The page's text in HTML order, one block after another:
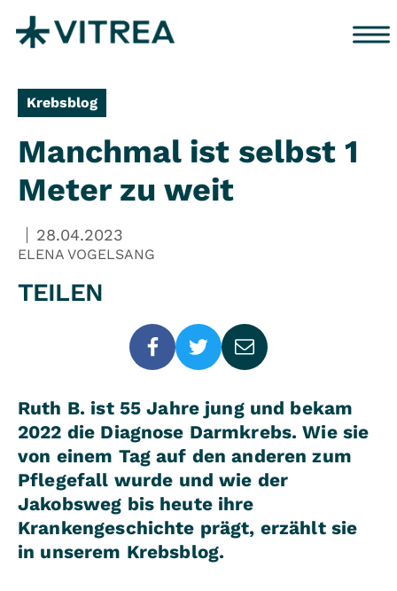
Krebsblog
Manchmal ist selbst 1
Meter zu weit
28.04.2023
ELENA VOGELSANG
TEILEN
Ruth B. ist 55 Jahre jung und bekam
2022 die Diagnose Darmkrebs. Wie sie
von einem Tag auf den anderen zum
Pflegefall wurde und wie der
Jakobsweg bis heute ihre
Krankengeschichte prägt, erzählt sie
in unserem Krebsblog.